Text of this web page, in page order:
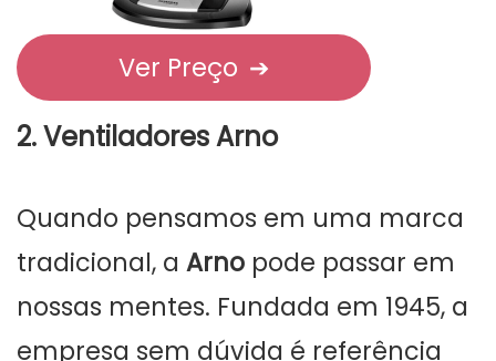
Ver Preço ➔
2. Ventiladores Arno
Quando pensamos em uma marca
tradicional, a Arno pode passar em
nossas mentes. Fundada em 1945, a
empresa sem dúvida é referência